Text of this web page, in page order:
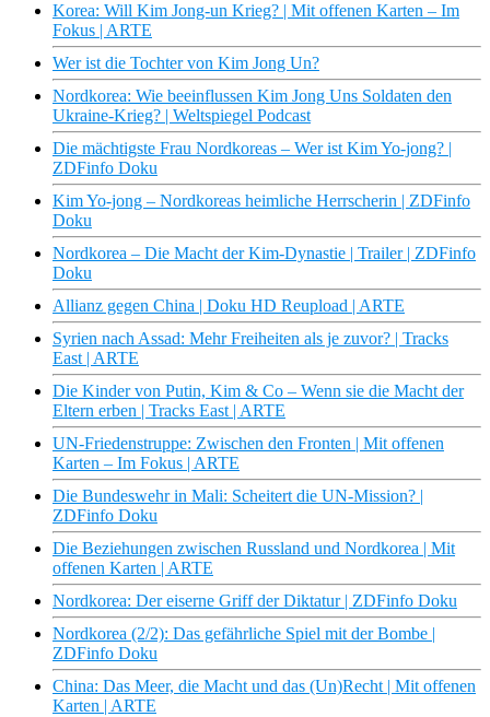
Korea: Will Kim Jong-un Krieg? | Mit offenen Karten – Im
Fokus | ARTE
Wer ist die Tochter von Kim Jong Un?
Nordkorea: Wie beeinflussen Kim Jong Uns Soldaten den
Ukraine-Krieg? | Weltspiegel Podcast
Die mächtigste Frau Nordkoreas – Wer ist Kim Yo-jong? |
ZDFinfo Doku
Kim Yo-jong – Nordkoreas heimliche Herrscherin | ZDFinfo
Doku
Nordkorea – Die Macht der Kim-Dynastie | Trailer | ZDFinfo
Doku
Allianz gegen China | Doku HD Reupload | ARTE
Syrien nach Assad: Mehr Freiheiten als je zuvor? | Tracks
East | ARTE
Die Kinder von Putin, Kim & Co – Wenn sie die Macht der
Eltern erben | Tracks East | ARTE
UN-Friedenstruppe: Zwischen den Fronten | Mit offenen
Karten – Im Fokus | ARTE
Die Bundeswehr in Mali: Scheitert die UN-Mission? |
ZDFinfo Doku
Die Beziehungen zwischen Russland und Nordkorea | Mit
offenen Karten | ARTE
Nordkorea: Der eiserne Griff der Diktatur | ZDFinfo Doku
Nordkorea (2/2): Das gefährliche Spiel mit der Bombe |
ZDFinfo Doku
China: Das Meer, die Macht und das (Un)Recht | Mit offenen
Karten | ARTE